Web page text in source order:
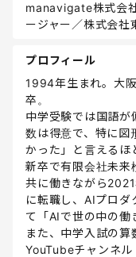
manavigate株式会
ージャー／株式会社
プロフィール
1994年生まれ。大
卒。
中学受験では国語
数は得意で、特に図
かった」と言えるほ
新卒で有限会社未来
共に働きながら
に転職し、AIプロダ
て「AIで世の中の働
また、中学入試の算
YouTubeチャンネ